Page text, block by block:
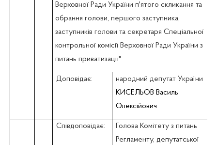
Верховної Ради України п'ятого скликання та
обрання голови, першого заступника,
заступників голови та секретаря Спеціальної
контрольної комісії Верховної Ради України з
питань приватизації"
Доповідає:
народний депутат України
КИСЕЛЬОВ Василь
Олексійович
Співдоповідає:
Голова Комітету з питань
Регламенту, депутатської